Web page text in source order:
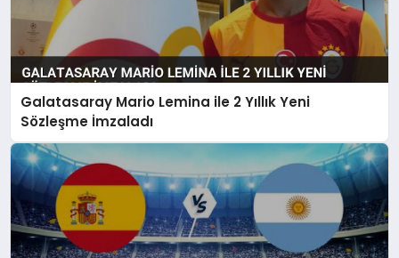
Galatasaray Mario Lemina ile 2 Yıllık Yeni
Sözleşme İmzaladı